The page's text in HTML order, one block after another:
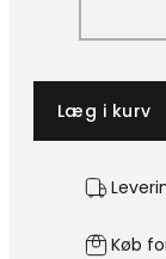
Læg i kurv
Køb